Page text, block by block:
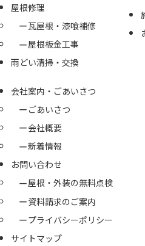
屋根修理
瓦屋根・漆喰補修
屋根板金工事
雨どい清掃・交換
会社案内・ごあいさつ
ごあいさつ
会社概要
新着情報
お問い合わせ
屋根・外装の無料点検
資料請求のご案内
プライバシーポリシー
サイトマップ